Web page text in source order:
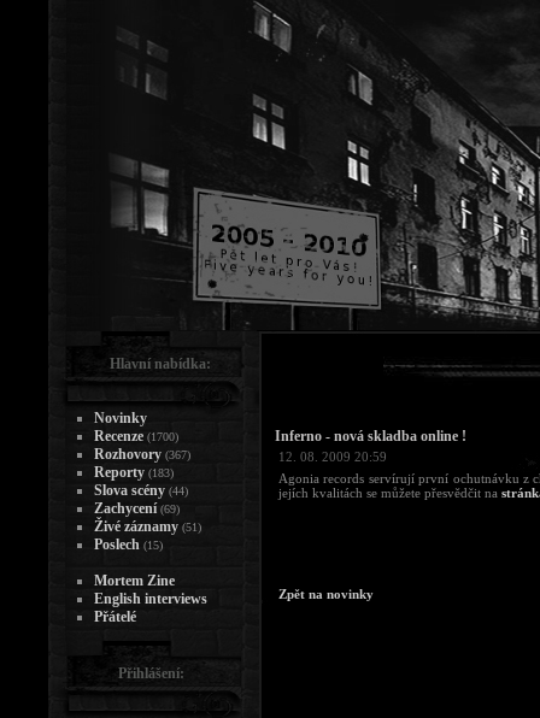
Inferno - nová skladba online !
12. 08. 2009 20:59
Agonia records servírují první ochutnávku z
jejích kvalitách se můžete přesvědčit na
Zpět na novinky
Hlavní nabídka:
Novinky
Recenze (1700)
Rozhovory (367)
Reporty (183)
Slova scény (44)
Zachycení (69)
Živé záznamy (51)
Poslech (15)
Mortem Zine
English interviews
Přátelé
Přihlášení: